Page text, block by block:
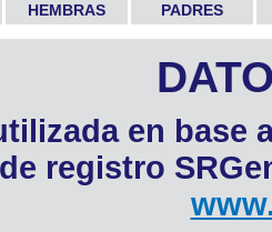
HEMBRAS PADRES
en base
registro